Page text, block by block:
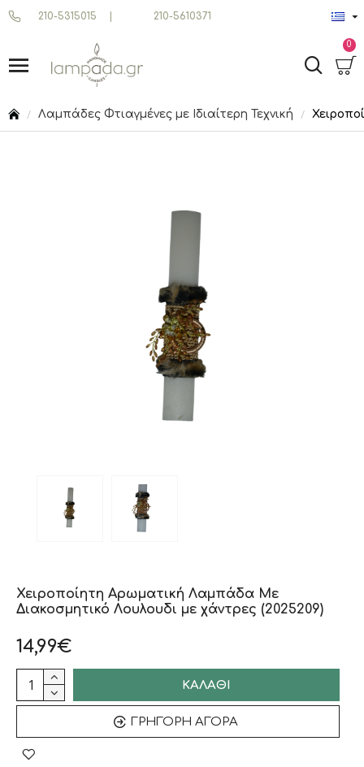
210-5315015 210-5610371
0
Λαμπάδες Φτιαγμένες με Ιδιαίτερη Τεχνική
Χειροποίητη Αρωματική Λαμπάδα Με
Διακοσμητικό Λουλουδι με χάντρες (2025209)
14,99€
ΚΑΛΆΘΙ
ΓΡΉΓΟΡΗ ΑΓΟΡΆ